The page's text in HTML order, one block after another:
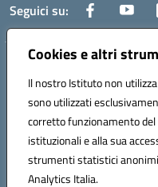
Cookies e altri
Il nostro Istituto non
sono utilizzati
corretto funzionamento
istituzionali e alla sua
strumenti statistici
Analytics Italia.
Seguici su:
Centralino:0885.426034
Posta elettronica certificata
Codice fiscale: 81002930717
Codice meccanografico:
Codice unico di fatturazione